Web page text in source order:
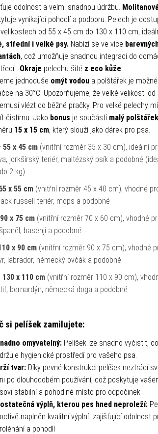
odolnost a velmi snadnou údržbu.
vynikající pohodlí a podporu. Pelech je
od 55 x 45 cm do 130 x 110 cm,
střední i velké psy.Nabízí se ve více
, což umožňuje snadnou integraci do
Okraje pelechu šité z eco kůže
jednoduše omýt vodou a polštářek je
na 30°C. Upozorňujeme, že velké velikosti
vlézt do běžné pračky. Pro velké pelechy
čistírnu. Jako bonus je součástí malý
15 x 15 cm, který slouží jako dárek pro psa.
55 x 45 cm(vnitřní rozměr 35 x 30 cm), ideální
jorkšírský teriér, maltézský psík a podobné
2 kg)
x 55 cm(vnitřní rozměr 45 x 40 cm), vhodné
russell teriér, mops a podobné
x 75 cm(vnitřní rozměr 70 x 60 cm), vhodné
basenji a podobné
x 90 cm(vnitřní rozměr 90 x 75 cm), vhodné
labrador, německý ovčák a podobné
130 x 110 cm(vnitřní rozměr 110 x 90 cm),
bernardýn, německá doga a podobné
si pelíšek zamilujete:
omyvatelný:Pelíšek lze snadno vyčistit,
hygienické prostředí pro vašeho psa.
tvar:Díky pevné konstrukci pelíšek neztrácí
po dlouhodobém používání, což poskytuje
stabilní a pohodlné místo pro odpočinek.
výplň, kterou pes hned neproleží:
naplněn kvalitní výplní zajišťující odolnost
a pohodlí